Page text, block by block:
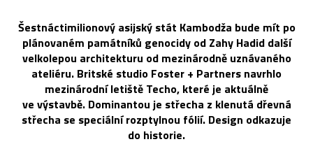
Šestnáctimilionový asijský stát Kambodža bude mít po
plánovaném památníků genocidy od Zahy Hadid další
velkolepou architekturu od mezinárodně uznávaného
ateliéru. Britské studio Foster + Partners navrhlo
mezinárodní letiště Techo, které je aktuálně
ve výstavbě. Dominantou je střecha z klenutá dřevná
střecha se speciální rozptylnou fólií. Design odkazuje
do historie.